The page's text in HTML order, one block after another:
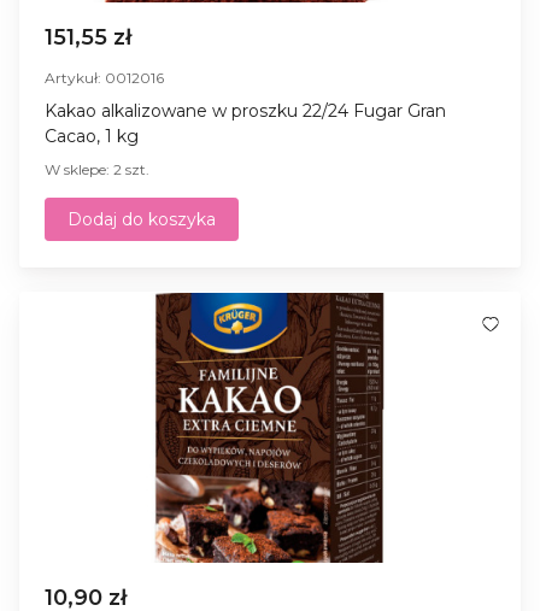
151,55 zł
Artykuł: 0012016
Kakao alkalizowane w proszku 22/24 Fugar Gran
Cacao, 1 kg
W sklepe: 2 szt.
Dodaj do koszyka
10,90 zł